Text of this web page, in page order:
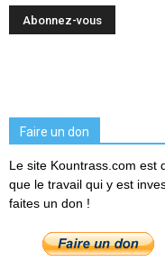
Faire un don
Le site Kountrass.com est
que le travail qui y est
faites un don !